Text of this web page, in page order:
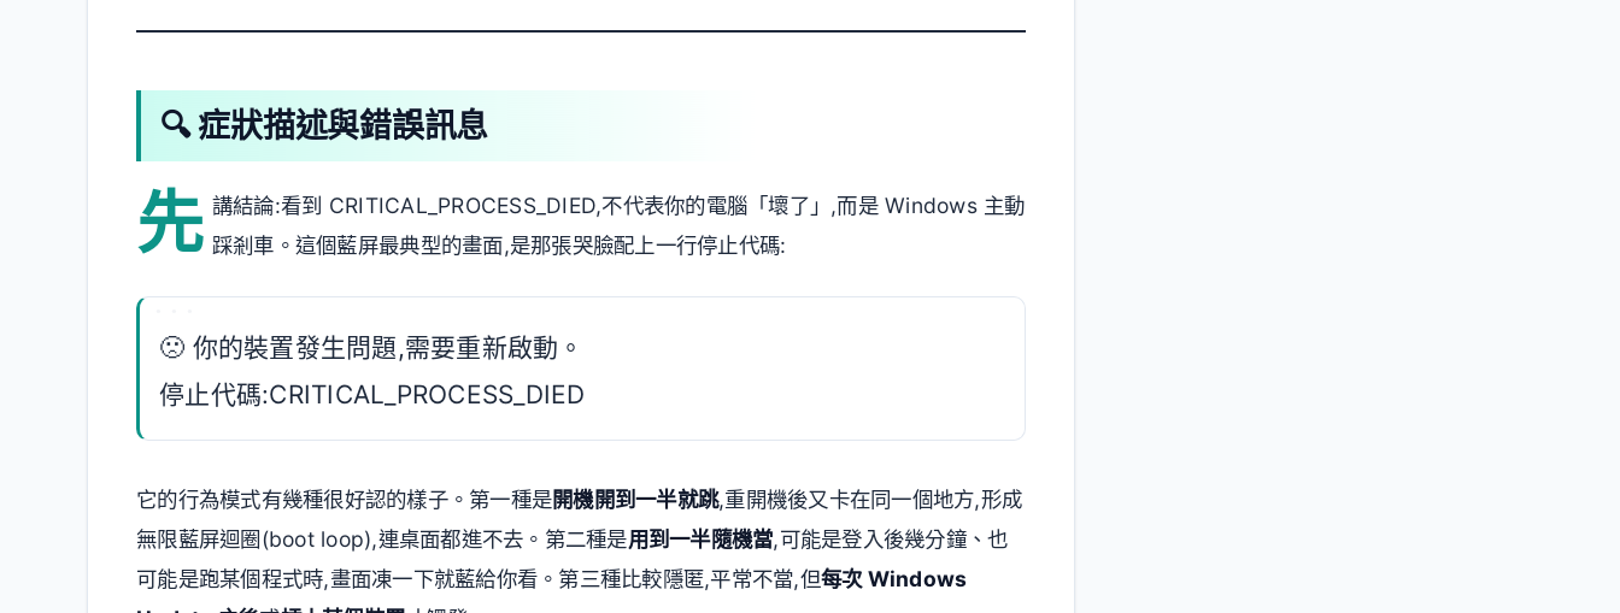
🔍 症狀描述與錯誤訊息
先 講結論:看到 CRITICAL_PROCESS_DIED,不代表你的電腦「壞了」,而是 Windows 主動
踩剎車。這個藍屏最典型的畫面,是那張哭臉配上一行停止代碼:
🙁 你的裝置發生問題,需要重新啟動。
停止代碼:CRITICAL_PROCESS_DIED
它的行為模式有幾種很好認的樣子。第一種是開機開到一半就跳,重開機後又卡在同一個地方,形成
無限藍屏迴圈(boot loop),連桌面都進不去。第二種是用到一半隨機當,可能是登入後幾分鐘、也
可能是跑某個程式時,畫面凍一下就藍給你看。第三種比較隱匿,平常不當,但每次 Windows